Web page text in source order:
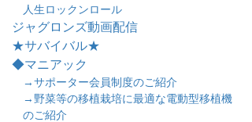
人生ロックンロール
ジャグロンズ動画配信
★サバイバル★
◆マニアック
→サポーター会員制度のご紹介
→野菜等の移植栽培に最適な電動型移植機
のご紹介